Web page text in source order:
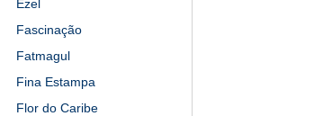
Ezel
Fascinação
Fatmagul
Fina Estampa
Flor do Caribe